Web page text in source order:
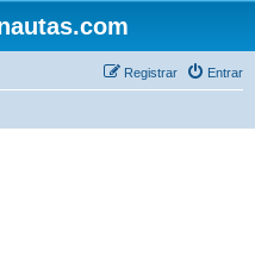
Entrar
Registrar